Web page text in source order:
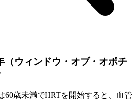
（ウィンドウ・オブ・オポチ
60歳未満でHRTを開始すると、血管